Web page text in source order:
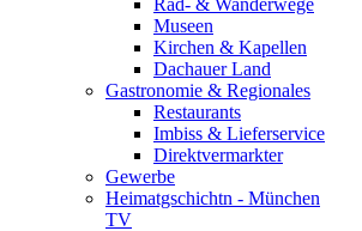
Rad- & Wanderwege
Museen
Kirchen & Kapellen
Dachauer Land
Gastronomie & Regionales
Restaurants
Imbiss & Lieferservice
Direktvermarkter
Gewerbe
Heimatgschichtn - München
TV